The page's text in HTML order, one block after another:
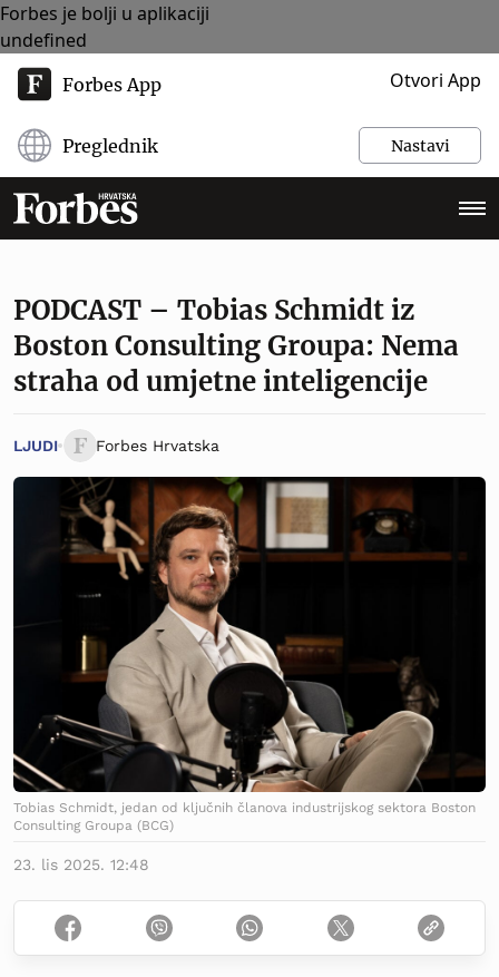
Forbes je bolji u aplikaciji
undefined
Forbes App Otvori App
Preglednik Nastavi
PODCAST – Tobias Schmidt iz
Boston Consulting Groupa: Nema
straha od umjetne inteligencije
LJUDI Forbes Hrvatska
Tobias Schmidt, jedan od ključnih članova industrijskog sektora Boston
Consulting Groupa (BCG)
23. lis 2025. 12:48